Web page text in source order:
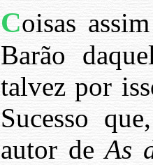
Coisas
Barão
talvez por
Sucesso
autor deAs